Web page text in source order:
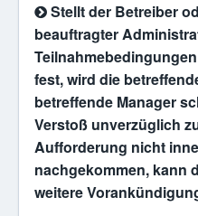
Stellt der Betreiber
beauftragter
fest, wird die
betreffende Manager
Verstoß unverzüglich
Aufforderung nicht
nachgekommen, kann
weitere